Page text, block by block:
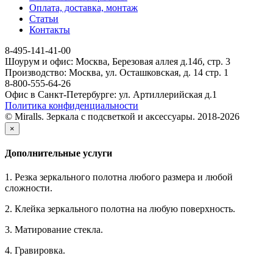
Оплата, доставка, монтаж
Статьи
Контакты
8-495-141-41-00
Шоурум и офис: Москва, Березовая аллея д.14б, стр. 3
Производство: Москва, ул. Осташковская, д. 14 стр. 1
8-800-555-64-26
Офис в Санкт-Петербурге: ул. Артиллерийская д.1
Политика конфиденциальности
© Miralls. Зеркала с подсветкой и аксессуары. 2018-2026
×
Дополнительные услуги
1. Резка зеркального полотна любого размера и любой
сложности.
2. Клейка зеркального полотна на любую поверхность.
3. Матирование стекла.
4. Гравировка.